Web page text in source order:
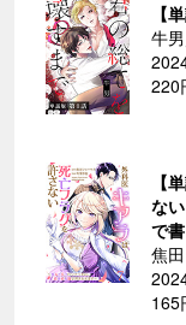
【
牛
220
【
な
で
焦
165